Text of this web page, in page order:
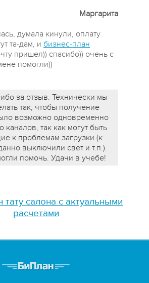
Маргарита
думала кинули, оплату
та-дам, и бизнес-план
пришел)) спасибо)) очень с
помогли))
за отзыв. Технически мы
так, чтобы получение
возможно одновременно
каналов, так как могут быть
к проблемам загрузки (к
выключили свет и т.п.).
помочь. Удачи в учебе!
тату салона с актуальными
расчетами